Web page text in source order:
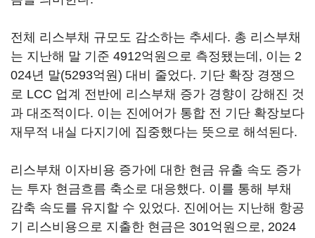
전체 리스부채 규모도 감소하는 추세다. 총 리스부채
는 지난해 말 기준 4912억원으로 측정됐는데, 이는 2
024년 말(5293억원) 대비 줄었다. 기단 확장 경쟁으
로 LCC 업계 전반에 리스부채 증가 경향이 강해진 것
과 대조적이다. 이는 진에어가 통합 전 기단 확장보다
재무적 내실 다지기에 집중했다는 뜻으로 해석된다.
리스부채 이자비용 증가에 대한 현금 유출 속도 증가
는 투자 현금흐름 축소로 대응했다. 이를 통해 부채
감축 속도를 유지할 수 있었다. 진에어는 지난해 항공
기 리스비용으로 지출한 현금은 301억원으로, 2024